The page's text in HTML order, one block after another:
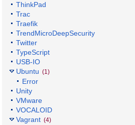
ThinkPad
Trac
Traefik
TrendMicroDeepSecurity
Twitter
TypeScript
USB-IO
Ubuntu (1)
Error
Unity
VMware
VOCALOID
Vagrant (4)